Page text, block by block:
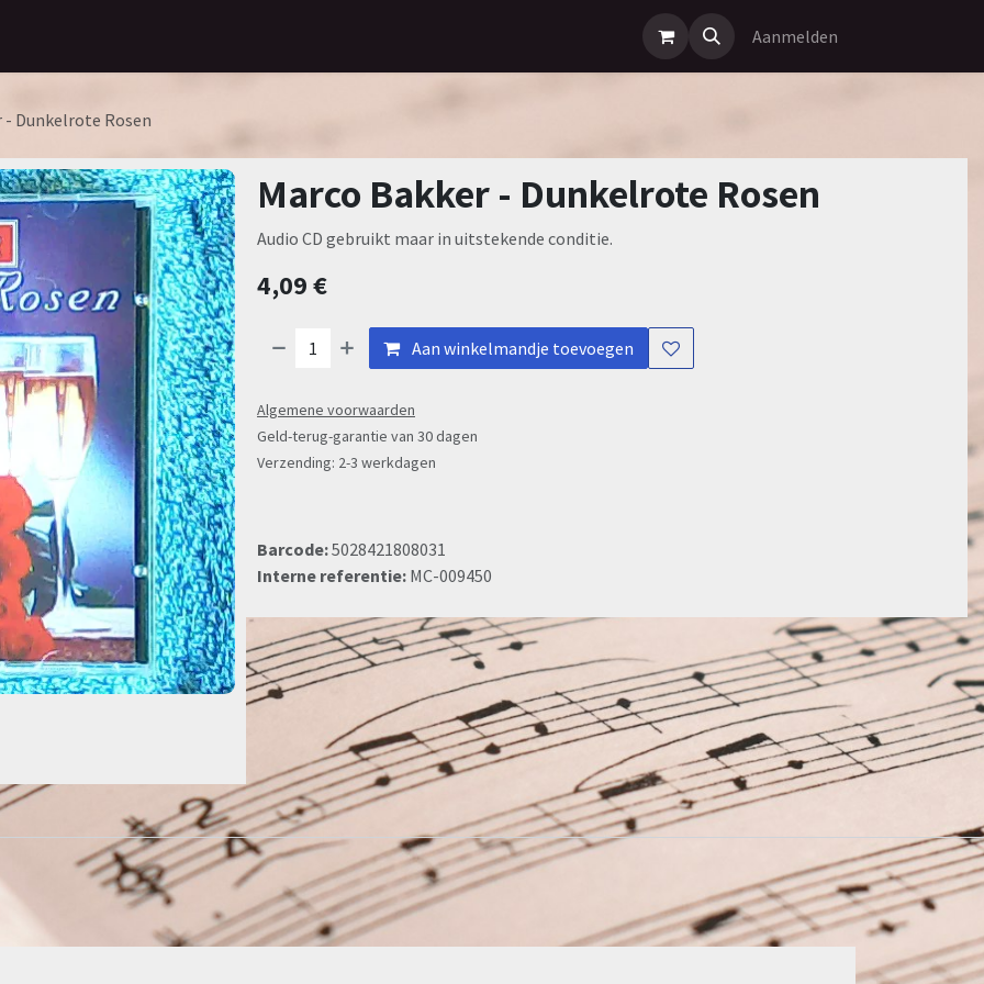
Aanmelden
- Dunkelrote Rosen
Marco Bakker - Dunkelrote Rosen
Audio CD gebruikt maar in uitstekende conditie.
4,09€
Aan winkelmandje toevoegen
Algemene voorwaarden
Geld-terug-garantie van 30 dagen
Verzending: 2-3 werkdagen
Barcode:5028421808031
Interne referentie: MC-009450